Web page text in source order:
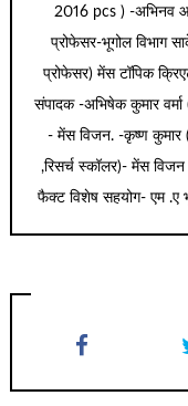
2016 pcs ) -अभिनव
प्रोफेसर-भूगोल विभाग
प्रोफेसर) मेंस टॉपिक
संपादक -अभिषेक कुमार वर्मा
- मेंस विजन. -कृष्ण कुमार
,रिसर्च स्कॉलर)- मेंस विजन
फैक्ट विशेष सहयोग- एम .ए